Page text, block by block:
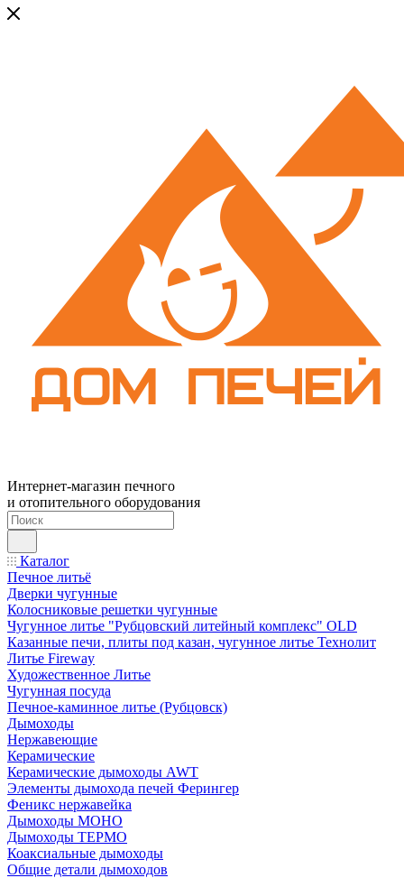
Интернет-магазин печного
и отопительного оборудования
Каталог
Печное литьё
Дверки чугунные
Колосниковые решетки чугунные
Чугунное литье "Рубцовский литейный комплекс" OLD
Казанные печи, плиты под казан, чугунное литье Технолит
Литье Fireway
Художественное Литье
Чугунная посуда
Печное-каминное литье (Рубцовск)
Дымоходы
Нержавеющие
Керамические
Керамические дымоходы AWT
Элементы дымохода печей Ферингер
Феникс нержавейка
Дымоходы МОНО
Дымоходы ТЕРМО
Коаксиальные дымоходы
Общие детали дымоходов